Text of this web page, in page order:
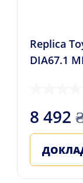
Replica
DIA67.1
8 492